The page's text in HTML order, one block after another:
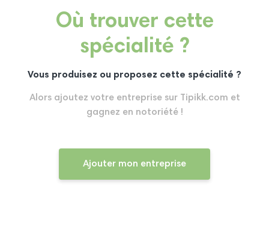
Où trouver cette
spécialité ?
Vous produisez ou proposez cette spécialité ?
Alors ajoutez votre entreprise sur Tipikk.com et
gagnez en notoriété !
Ajouter mon entreprise